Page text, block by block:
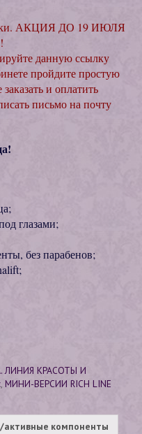
АКЦИЯ ДО 19 ИЮЛЯ
данную ссылку
пройдите простую
и оплатить
письмо на почту
глазами;
без парабенов;
ЛИНИЯ КРАСОТЫ И
, МИНИ-ВЕРСИИ RICH LINE
активные компоненты